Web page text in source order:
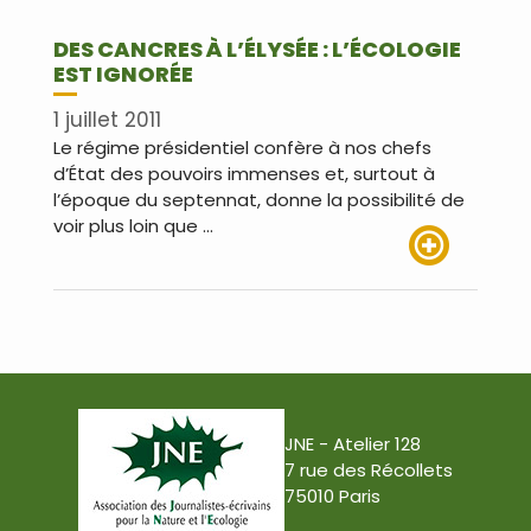
DES CANCRES À L’ÉLYSÉE : L’ÉCOLOGIE
EST IGNORÉE
1 juillet 2011
Le régime présidentiel confère à nos chefs
d’État des pouvoirs immenses et, surtout à
l’époque du septennat, donne la possibilité de
voir plus loin que …
JNE - Atelier 128
7 rue des Récollets
75010 Paris